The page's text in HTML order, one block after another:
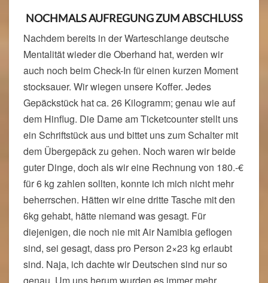
NOCHMALS AUFREGUNG ZUM ABSCHLUSS
Nachdem bereits in der Warteschlange deutsche
Mentalität wieder die Oberhand hat, werden wir
auch noch beim Check-In für einen kurzen Moment
stocksauer. Wir wiegen unsere Koffer. Jedes
Gepäckstück hat ca. 26 Kilogramm; genau wie auf
dem Hinflug. Die Dame am Ticketcounter stellt uns
ein Schriftstück aus und bittet uns zum Schalter mit
dem Übergepäck zu gehen. Noch waren wir beide
guter Dinge, doch als wir eine Rechnung von 180.-€
für 6 kg zahlen sollten, konnte ich mich nicht mehr
beherrschen. Hätten wir eine dritte Tasche mit den
6kg gehabt, hätte niemand was gesagt. Für
diejenigen, die noch nie mit Air Namibia geflogen
sind, sei gesagt, dass pro Person 2×23 kg erlaubt
sind. Naja, ich dachte wir Deutschen sind nur so